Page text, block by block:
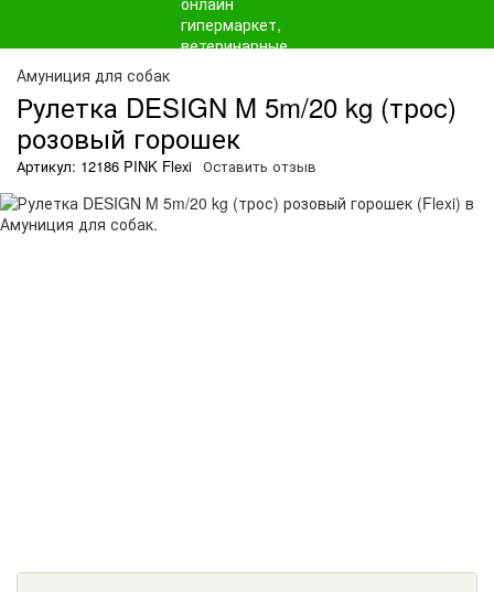
Амуниция для собак
Рулетка DESIGN M 5m/20 kg (трос)
розовый горошек
Артикул: 12186 PINK Flexi Оставить отзыв